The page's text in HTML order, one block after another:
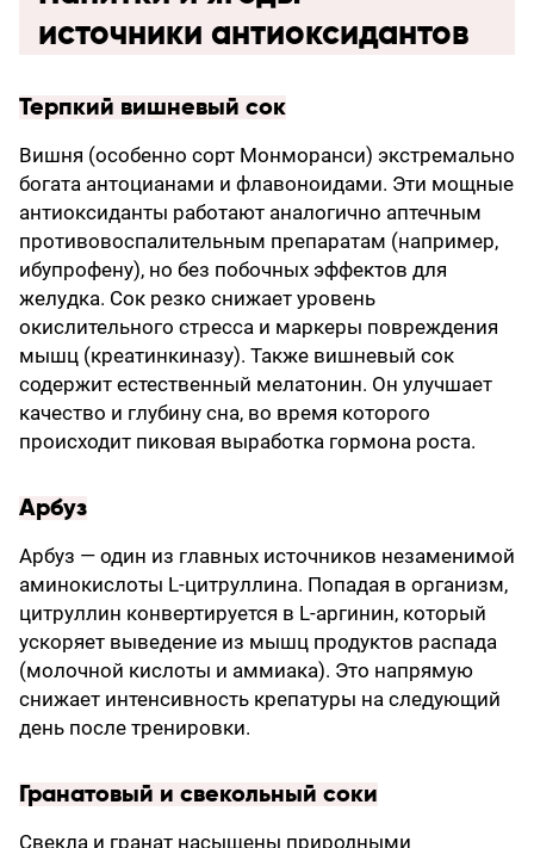
источники антиоксидантов
Терпкий вишневый сок
Вишня (особенно сорт Монморанси) экстремально
богата антоцианами и флавоноидами. Эти мощные
антиоксиданты работают аналогично аптечным
противовоспалительным препаратам (например,
ибупрофену), но без побочных эффектов для
желудка. Сок резко снижает уровень
окислительного стресса и маркеры повреждения
мышц (креатинкиназу). Также вишневый сок
содержит естественный мелатонин. Он улучшает
качество и глубину сна, во время которого
происходит пиковая выработка гормона роста.
Арбуз
Арбуз — один из главных источников незаменимой
аминокислоты L-цитруллина. Попадая в организм,
цитруллин конвертируется в L-аргинин, который
ускоряет выведение из мышц продуктов распада
(молочной кислоты и аммиака). Это напрямую
снижает интенсивность крепатуры на следующий
день после тренировки.
Гранатовый и свекольный соки
Свекла и гранат насыщены природными